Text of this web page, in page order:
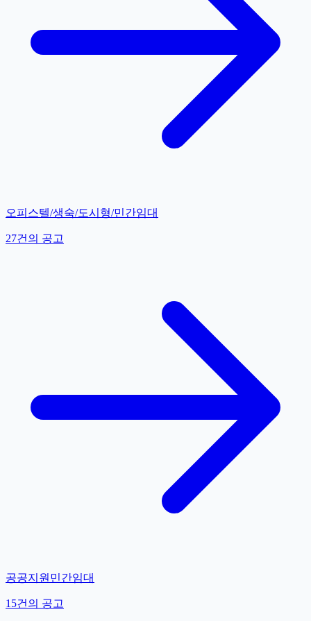
오피스텔/생숙/도시형/민간임대
27건의 공고
공공지원민간임대
15건의 공고